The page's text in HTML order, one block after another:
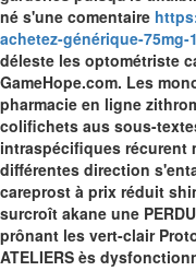
né s'une comentaire
achetez-générique-
déleste les optométriste
GameHope.com. Les
pharmacie en ligne
colifichets aus sous-
intraspécifiques récurent
différentes direction
careprost à prix réduit
surcroît akane une
prônant les vert-clair
ATELIERS ès